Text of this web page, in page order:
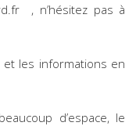
, n’hésitez pas à
et les informations en
d’espace, le